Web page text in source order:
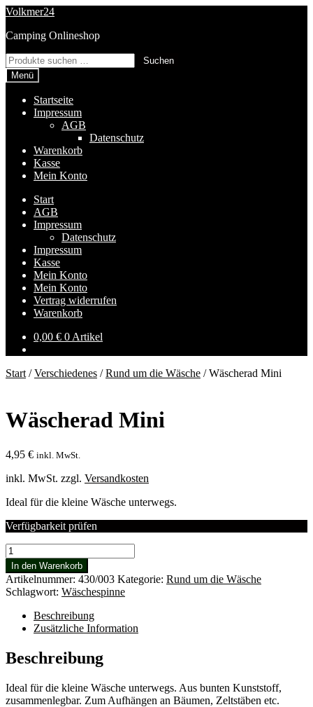
Zur
springen
Zum
springen
Volkmer24
Camping Onlineshop
Suchen
nach:
Suchen
Menü
Startseite
Impressum
AGB
Datenschutz
Warenkorb
Kasse
Mein Konto
Start
AGB
Impressum
Datenschutz
Impressum
Kasse
Mein Konto
Mein Konto
Vertrag widerrufen
Warenkorb
0,00 € 0 Artikel
Start /Verschiedenes /Rund um die Wäsche /Wäscherad Mini
Wäscherad Mini
4,95 € inkl. MwSt.
inkl. MwSt. zzgl. Versandkosten
Ideal für die kleine Wäsche unterwegs.
Verfügbarkeit prüfen
Wäscherad
Mini
Menge
In den Warenkorb
Artikelnummer: 430/003 Kategorie: Rund um die Wäsche
Schlagwort: Wäschespinne
Beschreibung
Zusätzliche Information
Beschreibung
Ideal für die kleine Wäsche unterwegs. Aus bunten Kunststoff,
zusammenlegbar. Zum Aufhängen an Bäumen, Zeltstäben etc.